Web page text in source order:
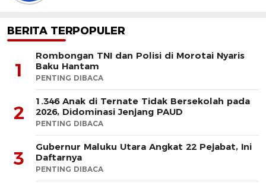
BERITA TERPOPULER
1
Rombongan TNI dan Polisi di Morotai Nyaris
Baku Hantam
PENTING DIBACA
2
1.346 Anak di Ternate Tidak Bersekolah pada
2026, Didominasi Jenjang PAUD
PENTING DIBACA
3
Gubernur Maluku Utara Angkat 22 Pejabat, Ini
Daftarnya
PENTING DIBACA